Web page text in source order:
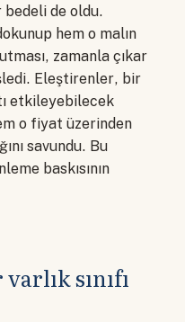
bedeli de oldu.
hem o malın
zamanla çıkar
Eleştirenler, bir
etkileyebilecek
o fiyat üzerinden
savundu. Bu
baskısının
sınıfı